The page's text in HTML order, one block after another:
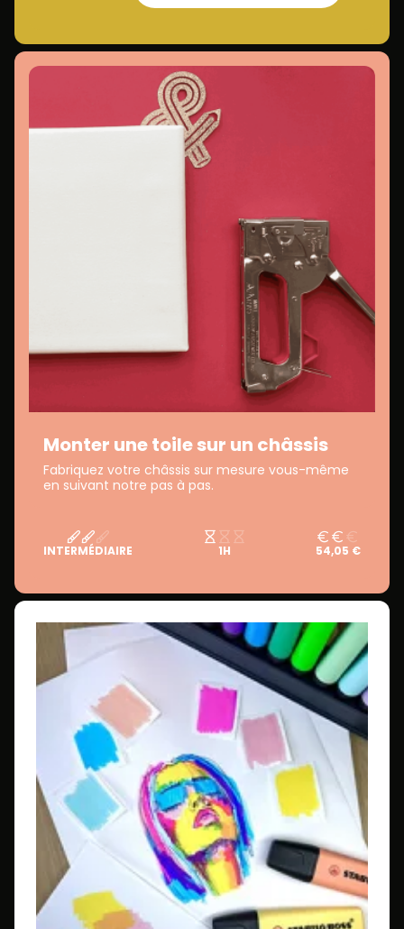
Monter une toile sur un châssis
Fabriquez votre châssis sur mesure vous-même
en suivant notre pas à pas.
INTERMÉDIAIRE 1H 54,05 €